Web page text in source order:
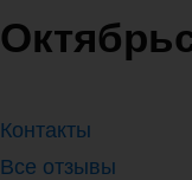
Контакты
Все отзывы